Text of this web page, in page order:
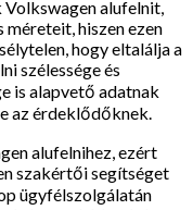
Volkswagen alufelnit,
méreteit, hiszen ezen
hogy eltalálja a
szélessége és
is alapvető adatnak
az érdeklődőknek.
alufelnihez, ezért
szakértői segítséget
ügyfélszolgálatán